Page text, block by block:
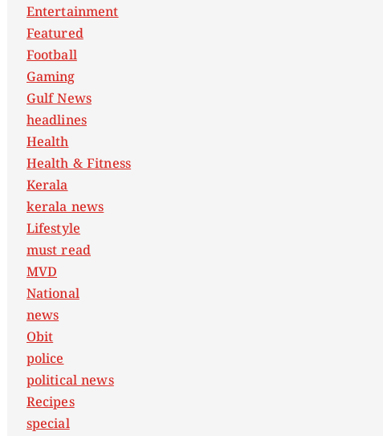
Entertainment
Featured
Football
Gaming
Gulf News
headlines
Health
Health & Fitness
Kerala
kerala news
Lifestyle
must read
MVD
National
news
Obit
police
political news
Recipes
special